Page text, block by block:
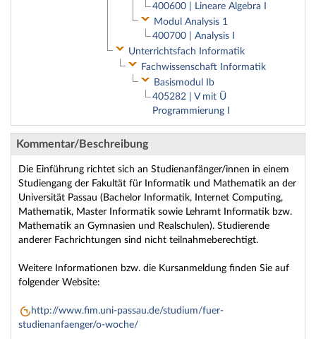
400600 | Lineare Algebra I
Modul Analysis 1
400700 | Analysis I
Unterrichtsfach Informatik
Fachwissenschaft Informatik
Basismodul Ib
405282 | V mit Ü
Programmierung I
Kommentar/Beschreibung
Die Einführung richtet sich an Studienanfänger/innen in einem
Studiengang der Fakultät für Informatik und Mathematik an der
Universität Passau (Bachelor Informatik, Internet Computing,
Mathematik, Master Informatik sowie Lehramt Informatik bzw.
Mathematik an Gymnasien und Realschulen). Studierende
anderer Fachrichtungen sind nicht teilnahmeberechtigt.
Weitere Informationen bzw. die Kursanmeldung finden Sie auf
folgender Website:
http://www.fim.uni-passau.de/studium/fuer-
studienanfaenger/o-woche/